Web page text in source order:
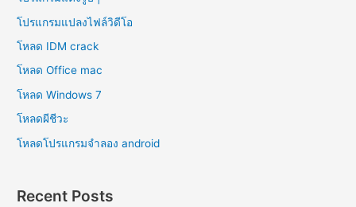
โปรแกรมแปลงไฟล์วิดีโอ
โหลด IDM crack
โหลด Office mac
โหลด Windows 7
โหลดผีชีวะ
โหลดโปรแกรมจําลอง android
Recent Posts